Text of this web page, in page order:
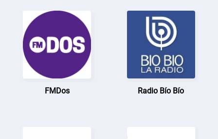
FMDos Radio Bío Bío